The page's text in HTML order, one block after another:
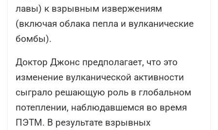
лавы) к взрывным извержениям
(включая облака пепла и вулканические
бомбы).
Доктор Джонс предполагает, что это
изменение вулканической активности
сыграло решающую роль в глобальном
потеплении, наблюдавшемся во время
ПЭТМ. В результате взрывных